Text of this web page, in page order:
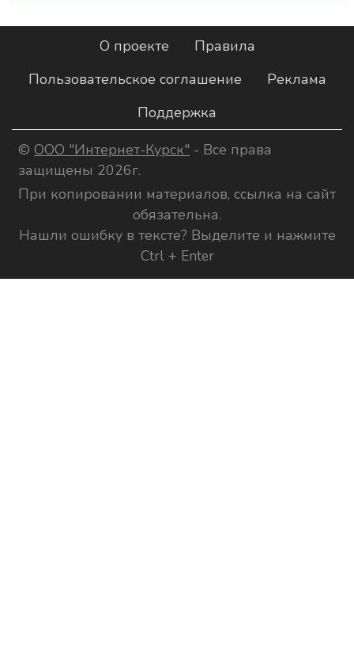
О проекте
Правила
Пользовательское соглашение
Реклама
Поддержка
© ООО "Интернет-Курск" - Все права
защищены 2026г.
При копировании материалов, ссылка на сайт
обязательна.
Нашли ошибку в тексте? Выделите и нажмите
Ctrl + Enter